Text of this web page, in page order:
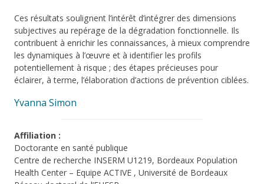
Ces résultats soulignent l’intérêt d’intégrer des dimensions
subjectives au repérage de la dégradation fonctionnelle. Ils
contribuent à enrichir les connaissances, à mieux comprendre
les dynamiques à l’œuvre et à identifier les profils
potentiellement à risque ; des étapes précieuses pour
éclairer, à terme, l’élaboration d’actions de prévention ciblées.
Yvanna Simon
Affiliation :
Doctorante en santé publique
Centre de recherche INSERM U1219, Bordeaux Population
Health Center – Equipe ACTIVE , Université de Bordeaux